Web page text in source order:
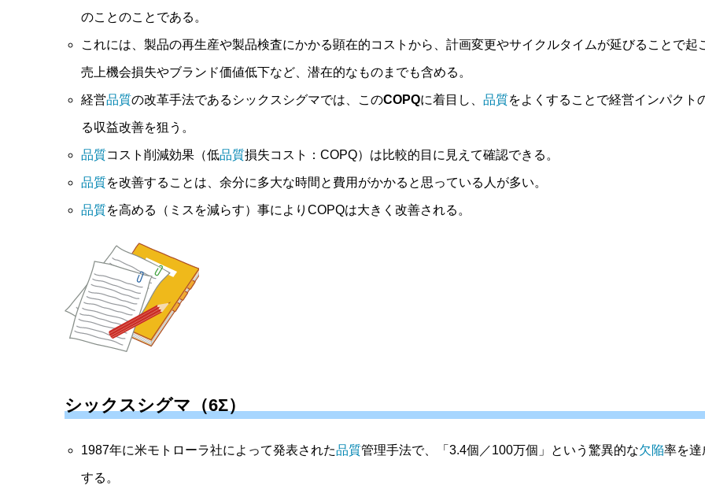
のことのことである。
これには、製品の再生産や製品検査にかかる顕在的コストから、計画変更やサイクルタイムが延びることで起
売上機会損失やブランド価値低下など、潜在的なものまでも含める。
経営品質の改革手法であるシックスシグマでは、このCOPQに着目し、 品質をよくすることで経営インパクト
る収益改善を狙う。
品質コスト削減効果（低品質損失コスト：COPQ）は比較的目に見えて確認できる。
品質を改善することは、余分に多大な時間と費用がかかると思っている人が多い。
品質を高める（ミスを減らす）事によりCOPQは大きく改善される。
シックスシグマ（6Σ）
1987年に米モトローラ社によって発表された品質管理手法で、「3.4個／100万個」という驚異的な欠陥率を達
する。